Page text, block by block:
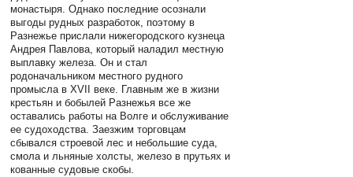
монастыря. Однако последние осознали
выгоды рудных разработок, поэтому в
Разнежье прислали нижегородского кузнеца
Андрея Павлова, который наладил местную
выплавку железа. Он и стал
родоначальником местного рудного
промысла в XVII веке. Главным же в жизни
крестьян и бобылей Разнежья все же
оставались работы на Волге и обслуживание
ее судоходства. Заезжим торговцам
сбывался строевой лес и небольшие суда,
смола и льняные холсты, железо в прутьях и
кованные судовые скобы.